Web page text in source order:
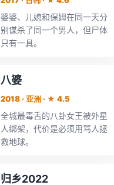
婆婆、儿媳和保姆在同一天分
别谋杀了同一个男人，但尸体
只有一具。
八婆
2018 · 亚洲 · ★ 4.5
全城最毒舌的八卦女王被外星
人绑架，代价是必须用骂人拯
救地球。
归乡2022